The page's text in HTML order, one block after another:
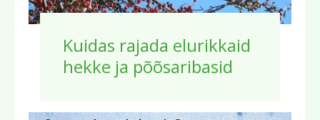
Kuidas rajada elurikkaid
hekke ja põõsaribasid